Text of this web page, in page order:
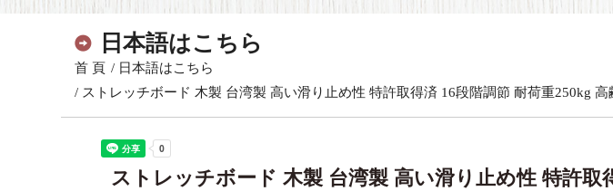
日本語はこちら
首 頁
日本語はこちら
ストレッチボード 木製 台湾製 高い滑り止め性 特許取得済 16段階調節 耐荷重250kg
ストレッチボード 木製 台湾製 高い滑り止め性 特許取